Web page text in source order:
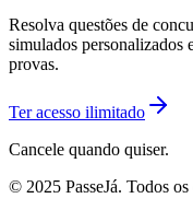
Resolva questões de
simulados personalizados
provas.
Ter acesso ilimitado
Cancele quando quiser.
© 2025 PasseJá. Todos